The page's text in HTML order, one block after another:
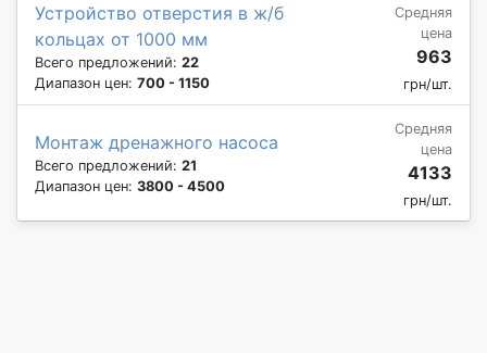
Устройство отверстия в ж/б
кольцах от 1000 мм
Всего предложений: 22
Диапазон цен: 700 - 1150
Средняя
цена
963
грн/шт.
Монтаж дренажного насоса
Всего предложений: 21
Диапазон цен: 3800 - 4500
Средняя
цена
4133
грн/шт.